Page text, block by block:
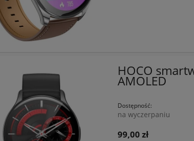
HOCO
AMOLED
Dostępność:
na wyczerpaniu
99,00 zł